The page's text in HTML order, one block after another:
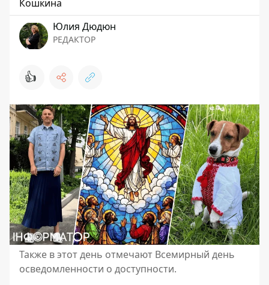
Кошкина
Юлия Дюдюн
РЕДАКТОР
👍
Также в этот день отмечают Всемирный день
осведомленности о доступности.